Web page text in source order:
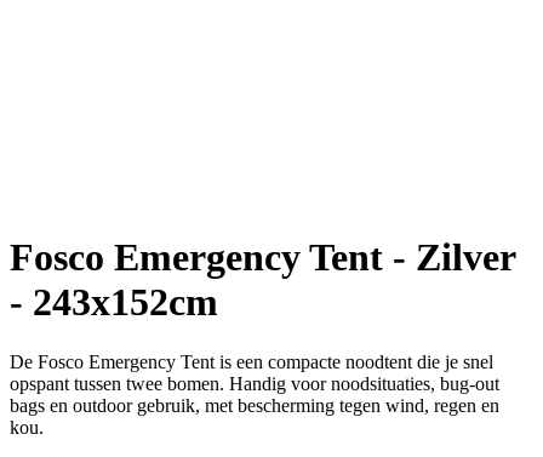
Fosco Emergency Tent - Zilver
- 243x152cm
De Fosco Emergency Tent is een compacte noodtent die je snel
opspant tussen twee bomen. Handig voor noodsituaties, bug-out
bags en outdoor gebruik, met bescherming tegen wind, regen en
kou.